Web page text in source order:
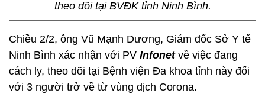
theo dõi tại BVĐK tỉnh Ninh Bình.
Chiều 2/2, ông Vũ Mạnh Dương, Giám đốc Sở Y tế
Ninh Bình xác nhận với PV Infonetvề việc đang
cách ly, theo dõi tại Bệnh viện Đa khoa tỉnh này đối
với 3 người trở về từ vùng dịch Corona.